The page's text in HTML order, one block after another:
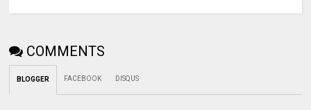
COMMENTS
BLOGGER FACEBOOK DISQUS